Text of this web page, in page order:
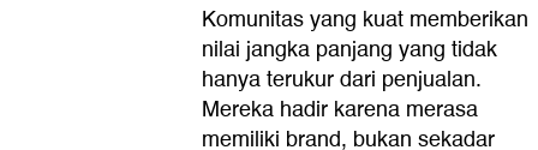
Komunitas yang kuat memberikan
nilai jangka panjang yang tidak
hanya terukur dari penjualan.
Mereka hadir karena merasa
memiliki brand, bukan sekadar